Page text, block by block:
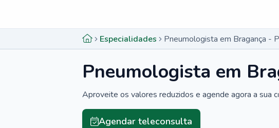
Especialidades Pneumologista em Bragança -
Pneumologista em
Aproveite os valores reduzidos e agende agora a sua
Agendar teleconsulta